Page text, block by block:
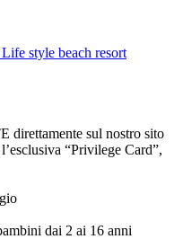
style beach resort
direttamente sul nostro sito
“Privilege Card”,
dai 2 ai 16 anni